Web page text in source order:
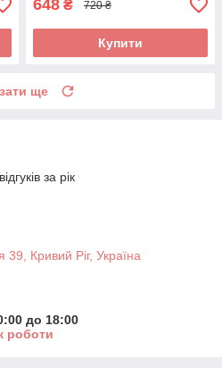
648 ₴ 720 ₴
Купити
ще
за рік
Кривий Ріг, Україна
до 18:00
роботи